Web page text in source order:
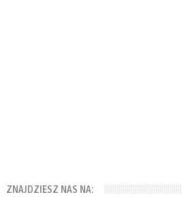
ZNAJDZIESZ NAS NA: